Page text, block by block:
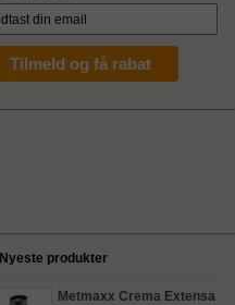
Nyeste produkter
Metmaxx Crema Extensa